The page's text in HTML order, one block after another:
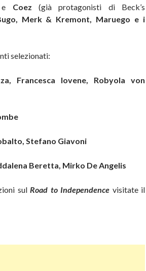
e Coez (già protagonisti di Beck’s
Merk & Kremont, Maruego e i
selezionati:
Francesca Iovene, Robyola von
Stefano Giavoni
Beretta, Mirko De Angelis
sul Road to Independence visitate il